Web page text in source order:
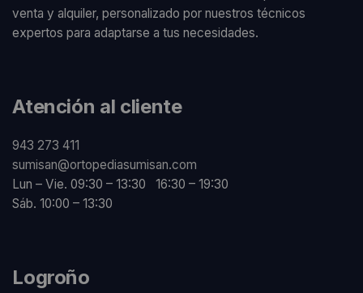
venta y alquiler, personalizado por nuestros técnicos
expertos para adaptarse a tus necesidades.
Atención al cliente
943 273 411
sumisan@ortopediasumisan.com
Lun – Vie. 09:30 – 13:30 16:30 – 19:30
Sáb. 10:00 – 13:30
Logroño